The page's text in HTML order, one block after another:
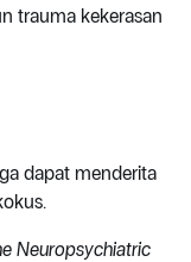
trauma kekerasan
dapat menderita
Neuropsychiatric